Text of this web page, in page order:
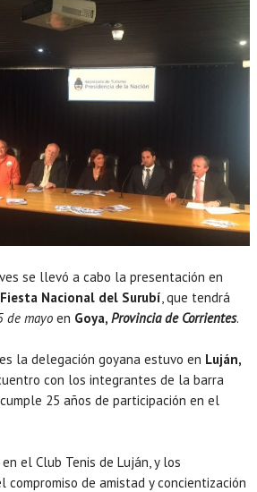
se llevó a cabo la presentación en
Nacional del Surubí, que tendrá
de mayo en Goya, Provincia de Corrientes.
la delegación goyana estuvo en Luján,
con los integrantes de la barra
25 años de participación en el
el Club Tenis de Luján, y los
compromiso de amistad y concientización